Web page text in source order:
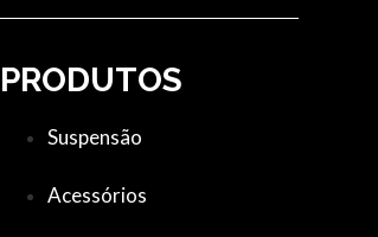
PRODUTOS
Suspensão
Acessórios